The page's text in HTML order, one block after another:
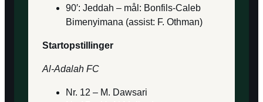
90′: Jeddah – mål: Bonfils-Caleb
Bimenyimana (assist: F. Othman)
Startopstillinger
Al-Adalah FC
Nr. 12 – M. Dawsari